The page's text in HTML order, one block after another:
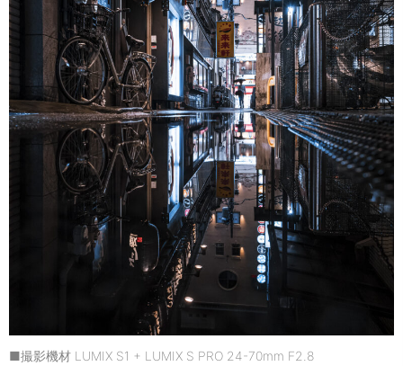
■撮影機材 LUMIX S1 + LUMIX S PRO 24-70mm F2.8